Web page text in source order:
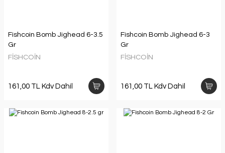
Fishcoin Bomb Jighead 6-3.5
Gr
FİSHCOİN
161,00 TL Kdv Dahil
Fishcoin Bomb Jighead 6-3
Gr
FİSHCOİN
161,00 TL Kdv Dahil